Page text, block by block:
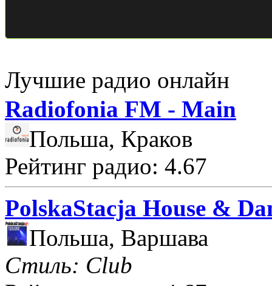
Лучшие радио онлайн
Radiofonia FM - Main
Польша, Краков
Рейтинг радио: 4.67
PolskaStacja House &
Польша, Варшава
Стиль: Club